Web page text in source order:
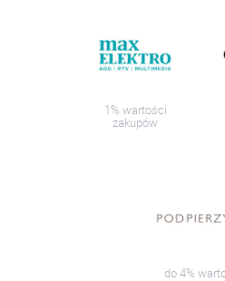
1% wartości
zakupów
do 4%